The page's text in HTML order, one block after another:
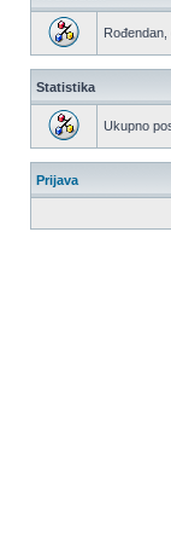
Rođendan,
Statistika
Ukupno
Prijava